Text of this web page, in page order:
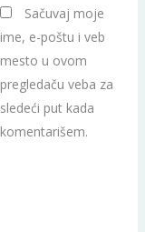
Sačuvaj moje
ime, e-poštu i veb
mesto u ovom
pregledaču veba za
sledeći put kada
komentarišem.